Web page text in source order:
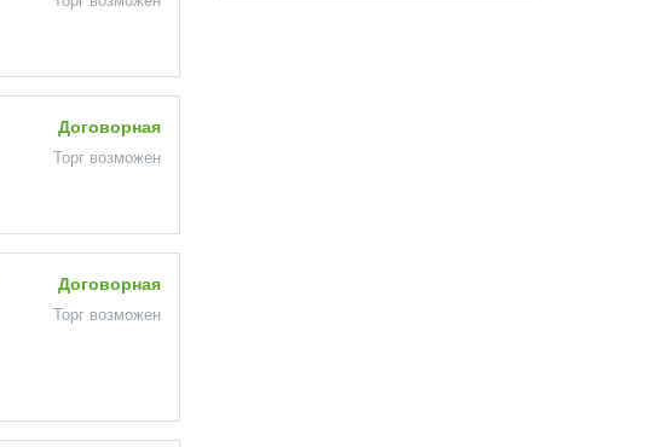
Договорная
Торг возможен
Договорная
Торг возможен